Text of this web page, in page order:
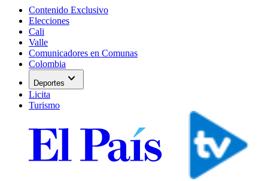
Contenido Exclusivo
Elecciones
Cali
Valle
Comunicadores en Comunas
Colombia
Deportes expand_more
Licita
Turismo